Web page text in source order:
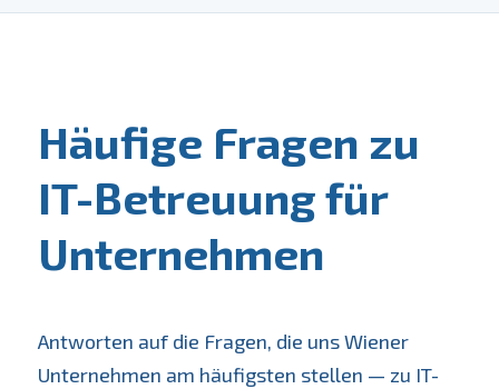
IT-Wartung & Fernwartung
Kostenloser IT-Check
Firewall & Virenschutz
Backup & Recovery
DSGVO & Datenschutz
IT-Flatrate für Unternehmen
Microsoft 365
Cloud-Lösungen
Server & Infrastruktur
IT für Kanzleien
IT für KMU
Case Studies & Kunden
Häufige Fragen zu
IT-Betreuung für
Unternehmen
Antworten auf die Fragen, die uns Wiener
Unternehmen am häufigsten stellen — zu IT-